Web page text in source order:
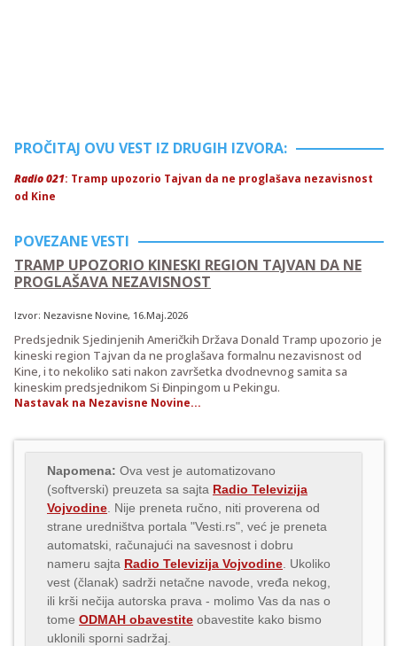
PROČITAJ OVU VEST IZ DRUGIH IZVORA:
Radio 021: Tramp upozorio Tajvan da ne proglašava nezavisnost
od Kine
POVEZANE VESTI
TRAMP UPOZORIO KINESKI REGION TAJVAN DA NE
PROGLAŠAVA NEZAVISNOST
Izvor: Nezavisne Novine, 16.Maj.2026
Predsjednik Sjedinjenih Američkih Država Donald Tramp upozorio je
kineski region Tajvan da ne proglašava formalnu nezavisnost od
Kine, i to nekoliko sati nakon završetka dvodnevnog samita sa
kineskim predsjednikom Si Đinpingom u Pekingu.
Nastavak na Nezavisne Novine...
Napomena: Ova vest je automatizovano
(softverski) preuzeta sa sajta Radio Televizija
Vojvodine . Nije preneta ručno, niti proverena od
strane uredništva portala "Vesti.rs", već je preneta
automatski, računajući na savesnost i dobru
nameru sajta Radio Televizija Vojvodine . Ukoliko
vest (članak) sadrži netačne navode, vređa nekog,
ili krši nečija autorska prava - molimo Vas da nas o
tome ODMAH obavestite obavestite kako bismo
uklonili sporni sadržaj.